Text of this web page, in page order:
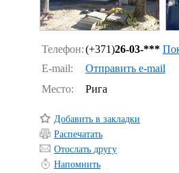
Телефон:(+371)26-03-***
E-mail:
Отправить e-mail
Место:
Рига
Добавить в закладки
Распечатать
Отослать другу
Напомнить